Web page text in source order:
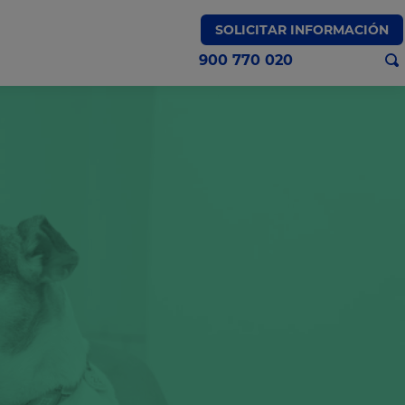
SOLICITAR INFORMACIÓN
900 770 020